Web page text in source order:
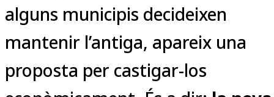
alguns municipis decideixen
mantenir l’antiga, apareix una
proposta per castigar-los